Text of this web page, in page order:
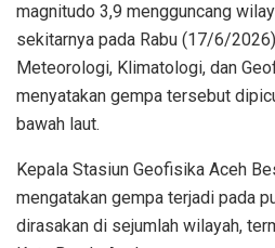
magnitudo 3,9 mengguncang
sekitarnya pada Rabu (17/6/
Meteorologi, Klimatologi, dan
menyatakan gempa tersebut
bawah laut.
Kepala Stasiun Geofisika Aceh
mengatakan gempa terjadi pada
dirasakan di sejumlah wilayah,